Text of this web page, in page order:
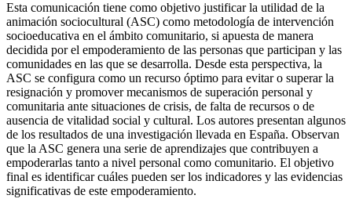
Esta comunicación tiene como objetivo justificar la utilidad de la
animación sociocultural (ASC) como metodología de intervención
socioeducativa en el ámbito comunitario, si apuesta de manera
decidida por el empoderamiento de las personas que participan y las
comunidades en las que se desarrolla. Desde esta perspectiva, la
ASC se configura como un recurso óptimo para evitar o superar la
resignación y promover mecanismos de superación personal y
comunitaria ante situaciones de crisis, de falta de recursos o de
ausencia de vitalidad social y cultural. Los autores presentan algunos
de los resultados de una investigación llevada en España. Observan
que la ASC genera una serie de aprendizajes que contribuyen a
empoderarlas tanto a nivel personal como comunitario. El objetivo
final es identificar cuáles pueden ser los indicadores y las evidencias
significativas de este empoderamiento.